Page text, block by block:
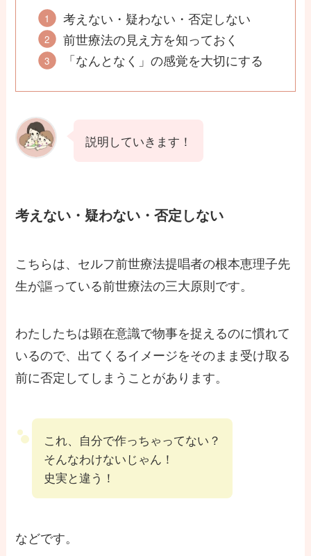
考えない・疑わない・否定しない
前世療法の見え方を知っておく
「なんとなく」の感覚を大切にする
説明していきます！
考えない・疑わない・否定しない
こちらは、セルフ前世療法提唱者の根本恵理子先
生が謳っている前世療法の三大原則です。
わたしたちは顕在意識で物事を捉えるのに慣れて
いるので、出てくるイメージをそのまま受け取る
前に否定してしまうことがあります。
これ、自分で作っちゃってない？
そんなわけないじゃん！
史実と違う！
などです。